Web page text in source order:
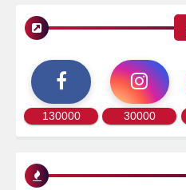
30000
130000